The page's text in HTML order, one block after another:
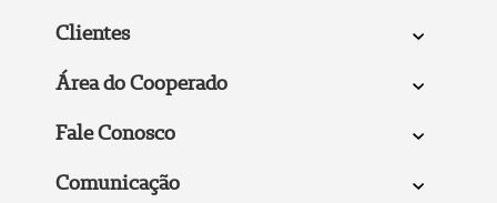
Clientes
Área do Cooperado
Fale Conosco
Comunicação